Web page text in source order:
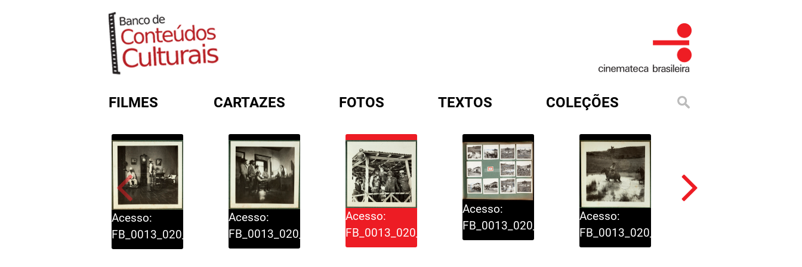
FILMES CARTAZES FOTOS TEXTOS COLEÇÕES
Acesso:
FB_0013_020_020
Acesso:
FB_0013_020_021
Acesso:
FB_0013_020_022
Acesso:
FB_0013_020_023_a_033
Acesso:
FB_0013_020_023
FORMULÁRIO DE BUSCA